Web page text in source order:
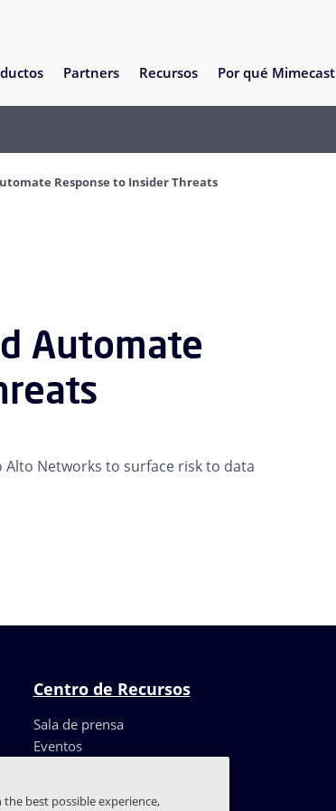
Partners Recursos Por qué Mimecast
Response to Insider Threats
Automate
Alto Networks to surface risk to data
Centro de Recursos
Sala de prensa
Eventos
best possible experience,